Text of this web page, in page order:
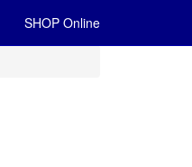
SHOP Online